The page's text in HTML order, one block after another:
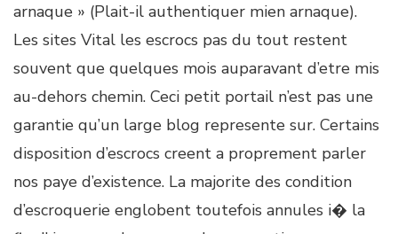
arnaque » (Plait-il authentiquer mien arnaque).
Les sites Vital les escrocs pas du tout restent
souvent que quelques mois auparavant d’etre mis
au-dehors chemin. Ceci petit portail n’est pas une
garantie qu’un large blog represente sur. Certains
disposition d’escrocs creent a proprement parler
nos paye d’existence. La majorite des condition
d’escroquerie englobent toutefois annules i� la